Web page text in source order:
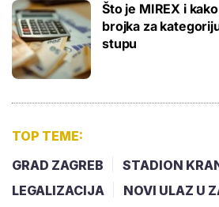
Što je MIREX i
brojka za
stupu
TOP TEME:
GRAD ZAGREB
STADION
LEGALIZACIJA
NOVI ULAZ U